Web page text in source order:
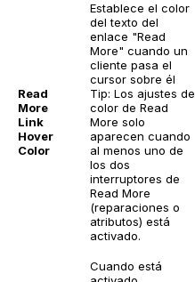
Read
More
Link
Hover
Color
Establece el color
del texto del
enlace "Read
More" cuando un
cliente pasa el
cursor sobre él
Tip: Los ajustes de
color de Read
More solo
aparecen cuando
al menos uno de
los dos
interruptores de
Read More
(reparaciones o
atributos) está
activado.
Cuando está